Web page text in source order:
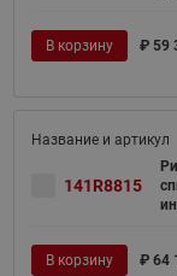
В корзину ₽ 59
141R8815
В корзину ₽ 64